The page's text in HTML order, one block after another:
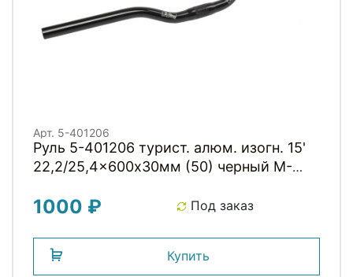
Арт. 5-401206
Руль 5-401206 турист. алюм. изогн. 15'
22,2/25,4x600х30мм (50) черный M-
1000 ₽ Под заказ
Купить